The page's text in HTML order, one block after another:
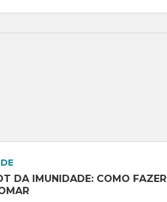
DA IMUNIDADE: COMO FAZER